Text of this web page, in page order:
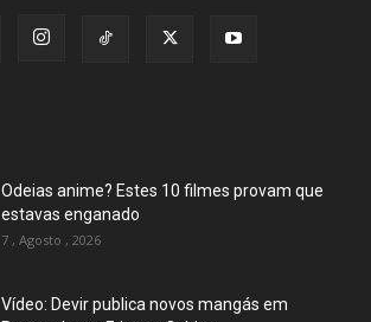
Odeias anime? Estes 10 filmes provam que
estavas enganado
7 , Agosto , 2026
Vídeo: Devir publica novos mangás em